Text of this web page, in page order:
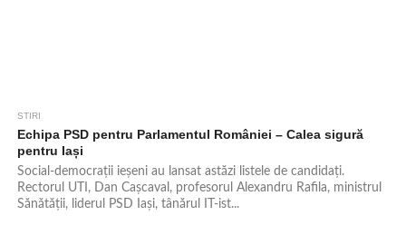
STIRI
Echipa PSD pentru Parlamentul României – Calea sigură
pentru Iași
Social-democrații ieșeni au lansat astăzi listele de candidați.
Rectorul UTI, Dan Cașcaval, profesorul Alexandru Rafila, ministrul
Sănătății, liderul PSD Iași, tânărul IT-ist...